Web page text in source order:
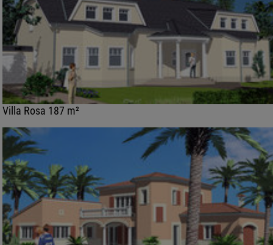
Villa Rosa 187 m²